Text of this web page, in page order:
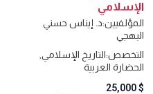
الإسلامي
المؤلفيين:د. إيناس حسني
البهجي
التخصص:التاريخ الإسلامي,
الحضارة العربية
25,000